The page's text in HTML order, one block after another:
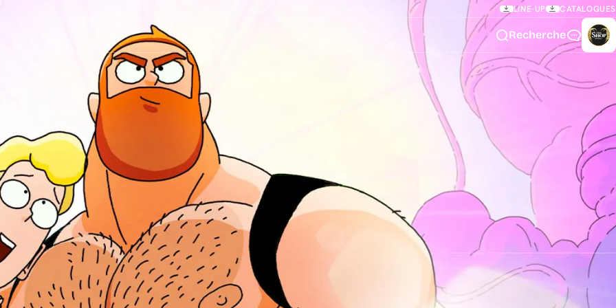
LINE-UP CATALOGUES
Recherche